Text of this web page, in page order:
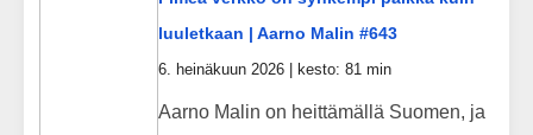
luuletkaan | Aarno Malin #643
6. heinäkuun 2026 | kesto: 81 min
Aarno Malin on heittämällä Suomen, ja